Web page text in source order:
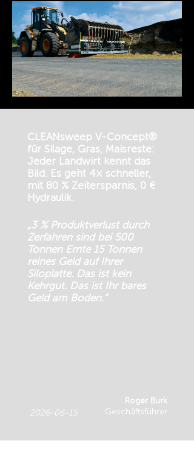
CLEANsweep V-Concept®
für Silage, Gras, Maisreste:
Jeder Landwirt kennt das
Bild. Es geht 4× schneller,
mit 80 % Zeitersparnis, 0 €
Hydraulik.
„3 % Produktverlust durch
Zerfahren sind bei 500
Tonnen Ernte 15 Tonnen
reines Geld auf Ihrer
Siloplatte. Das ist kein
Kehrgut. Das ist Ihr bares
Geld am Boden.“
2026-06-15
Roger Burk
Geschäftsführer